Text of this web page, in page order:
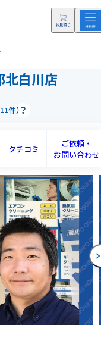
おそうじ本舗 京都北白川店(キョ
白川店
11件
クチコミ
ご依頼・
お問い合わせ